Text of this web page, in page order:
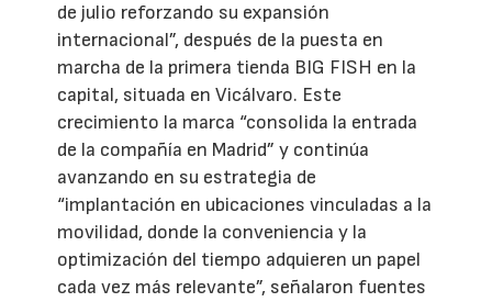
de julio reforzando su expansión
internacional”, después de la puesta en
marcha de la primera tienda BIG FISH en la
capital, situada en Vicálvaro. Este
crecimiento la marca “consolida la entrada
de la compañía en Madrid” y continúa
avanzando en su estrategia de
“implantación en ubicaciones vinculadas a la
movilidad, donde la conveniencia y la
optimización del tiempo adquieren un papel
cada vez más relevante”, señalaron fuentes